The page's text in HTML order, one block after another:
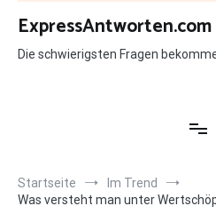
Zum
Inhalt
springen
ExpressAntworten.com
Die schwierigsten Fragen
Startseite
Im Trend
Was versteht man unter